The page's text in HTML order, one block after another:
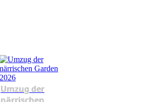
Umzug der
närrischen